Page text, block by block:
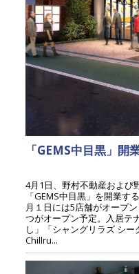
「GEMS中目黒」開
4月1日、野村不動産および
「GEMS中目黒」を開業す
月１日には5店舗がオープ
つがオープン予定。入居テ
し」「シャングリラズ シ
Chillru...